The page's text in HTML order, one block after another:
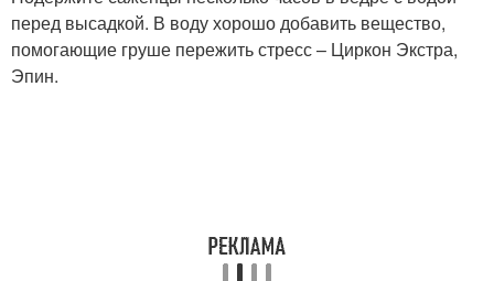
перед высадкой. В воду хорошо добавить вещество,
помогающие груше пережить стресс – Циркон Экстра,
Эпин.